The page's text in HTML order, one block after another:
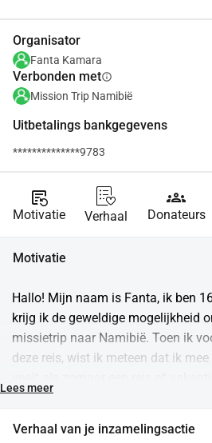
Organisator
Fanta Kamara
Verbonden metinfo
Mission Trip Namibië
Uitbetalings bankgegevens
**************9783
source_notes
Motivatie Verhaal
groups
Donateurs
Motivatie
Hallo! Mijn naam is Fanta, ik ben
krijg ik de geweldige mogelijkheid
missietrip naar Namibië. Toen ik
deze reis, wist ik meteen dat ik
dat dit een kans is om echt iets te
Ik merk dat deze missietrip mij
Lees meer
Verhaal van je inzamelingsactie